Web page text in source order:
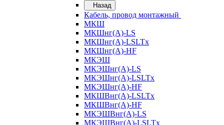
Назад
Кабель, провод монтажный
МКШ
МКШнг(А)-LS
МКШнг(А)-LSLTx
МКШнг(А)-HF
МКЭШ
МКЭШнг(А)-LS
МКЭШнг(А)-LSLTx
МКЭШнг(А)-HF
МКШВнг(A)-LSLTx
МКШВнг(А)-HF
МКЭШВнг(А)-LS
МКЭШВнг(A)-LSLTx